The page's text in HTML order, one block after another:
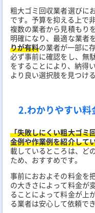
粗大ゴミ回収業者選びに
です。予算を抑える上で
複数の業者から見積もり
明確になり、最適な業者
りが有料の業者が一部に
必ず事前に確認をし、無
をすることにより、納得
より良い選択肢を見つけ
2.わかりやすい料
「失敗しにくい粗大ゴミ
金例や作業例を紹介して
載しているところは、ど
ため、おすすめです。
事前におおよその料金を
の大きさによって料金が
ることによって料金が上
る業者は安心して依頼でき